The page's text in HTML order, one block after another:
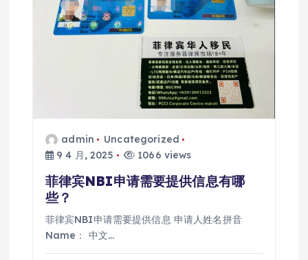
admin
Uncategorized
9 4 月, 2025
1066 views
菲律宾NBI申请需要提供信息有哪
些？
菲律宾NBI申请需要提供信息 申请人姓名拼音
Name： 中文…